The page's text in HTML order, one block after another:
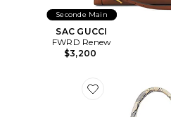
Seconde Main
SAC GUCCI
FWRD Renew
$3,200
Favorite SAC DIOR